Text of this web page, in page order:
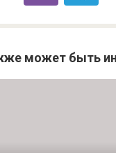
может быть